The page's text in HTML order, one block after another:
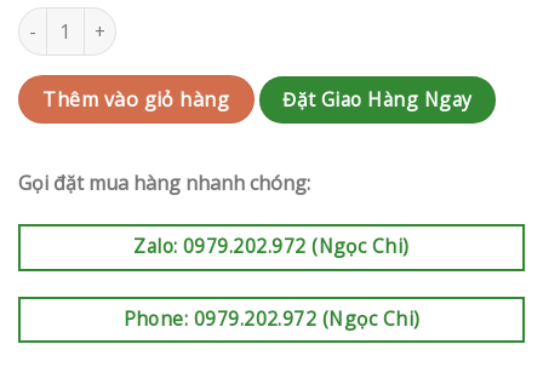
Kệ hoa khai trương Quận 12 | QC-RAK-AK269 số lượng
Thêm vào giỏ hàng Đặt Giao Hàng Ngay
Gọi đặt mua hàng nhanh chóng:
Zalo: 0979.202.972 (Ngọc Chi)
Phone: 0979.202.972 (Ngọc Chi)